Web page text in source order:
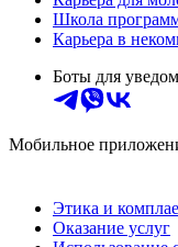
Школа
Карьера в
Боты для
Мобильное
Этика и
Оказание услуг